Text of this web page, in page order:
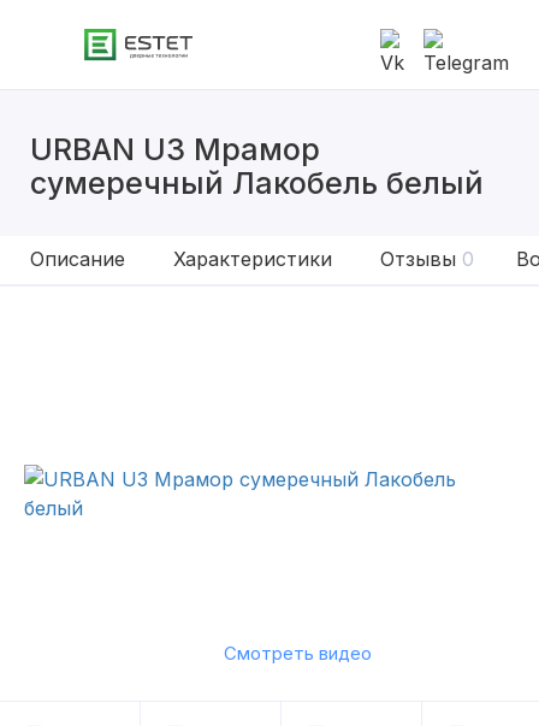
URBAN U3 Мрамор
сумеречный Лакобель белый
Описание Характеристики Отзывы 0
Смотреть видео